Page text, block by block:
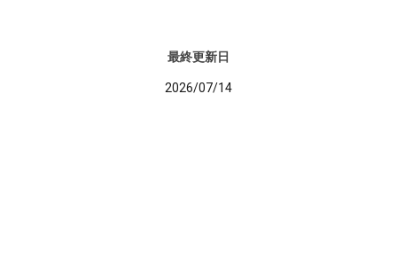
最終更新日
2026/07/14